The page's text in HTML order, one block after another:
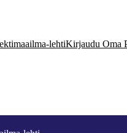
lehtiKirjaudu Oma